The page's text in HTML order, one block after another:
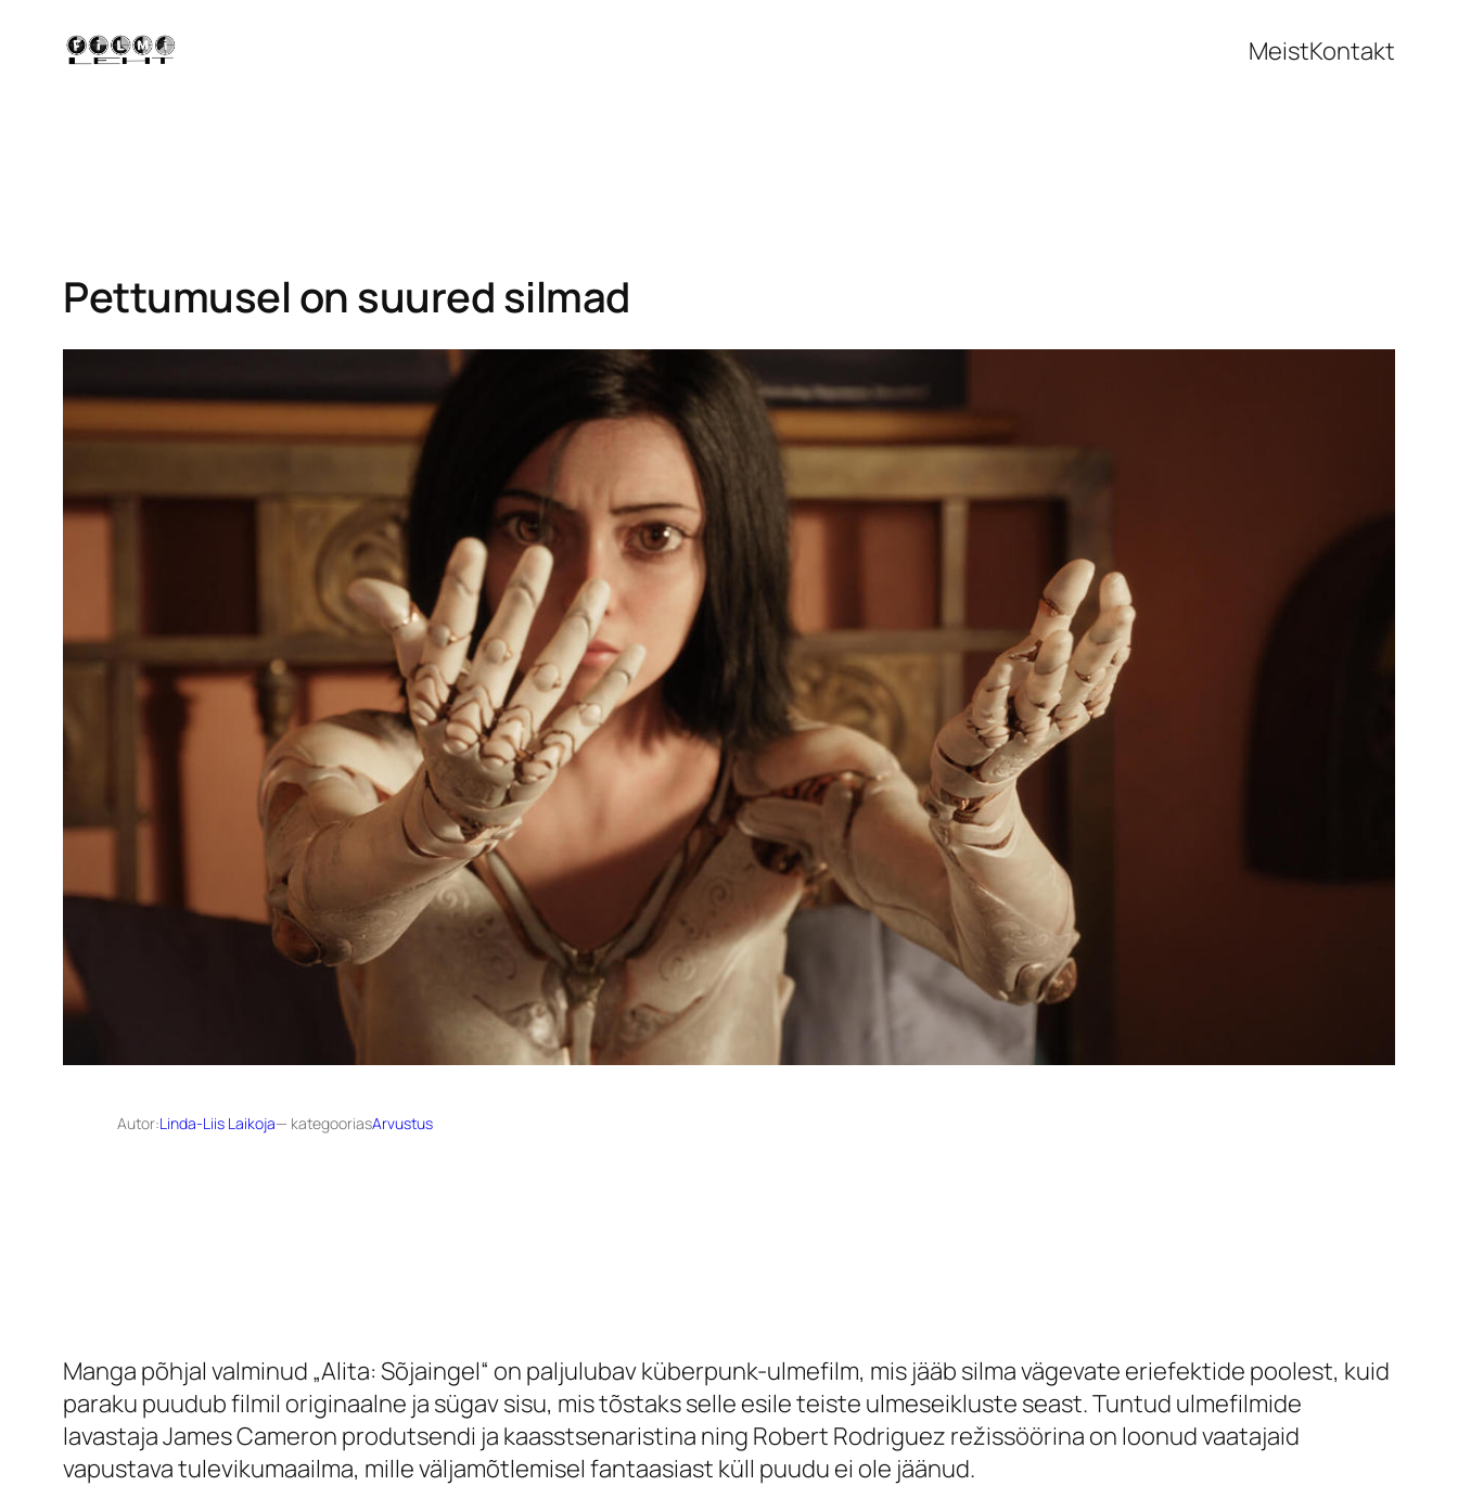
MeistKontakt
Pettumusel on suured silmad
Autor:Linda-Liis Laikoja— kategooriasArvustus
Manga põhjal valminud „Alita: Sõjaingel“ on paljulubav küberpunk-ulmefilm, mis jääb silma vägevate eriefektide poolest, kuid
paraku puudub filmil originaalne ja sügav sisu, mis tõstaks selle esile teiste ulmeseikluste seast. Tuntud ulmefilmide
lavastaja James Cameron produtsendi ja kaasstsenaristina ning Robert Rodriguez režissöörina on loonud vaatajaid
vapustava tulevikumaailma, mille väljamõtlemisel fantaasiast küll puudu ei ole jäänud.